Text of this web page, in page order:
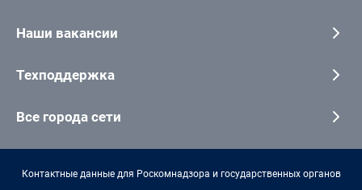
Наши вакансии
Техподдержка
Все города сети
Контактные данные для Роскомнадзора и государственных органов